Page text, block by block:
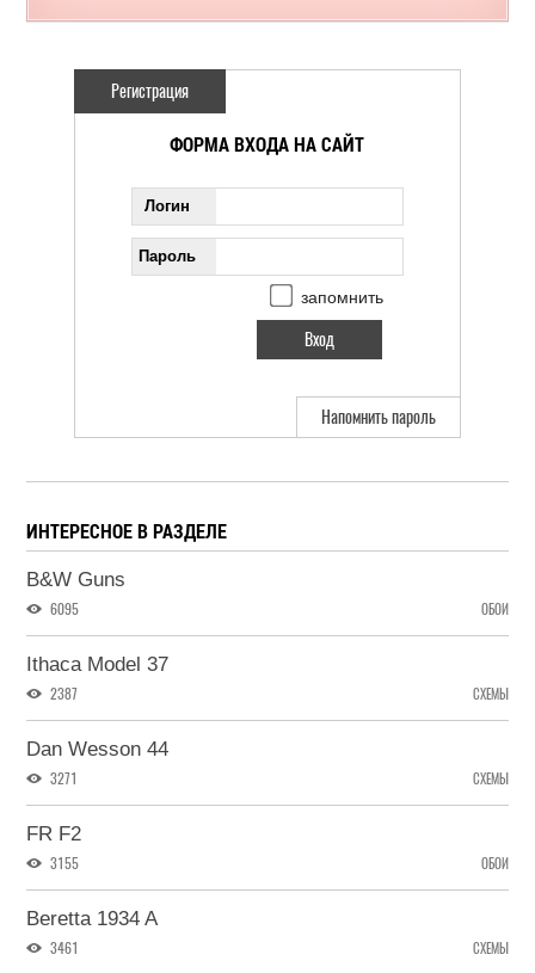
Регистрация
ФОРМА ВХОДА НА САЙТ
Логин
Пароль
запомнить
Напомнить пароль
ИНТЕРЕСНОЕ В РАЗДЕЛЕ
B&W Guns
6095 ОБОИ
Ithaca Model 37
2387 СХЕМЫ
Dan Wesson 44
3271 СХЕМЫ
FR F2
3155 ОБОИ
Beretta 1934 A
3461 СХЕМЫ